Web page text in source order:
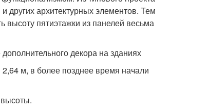
архитектурных элементов. Тем
высоту пятиэтажки из панелей весьма
декора на зданиях
2,64 м, в более позднее время начали